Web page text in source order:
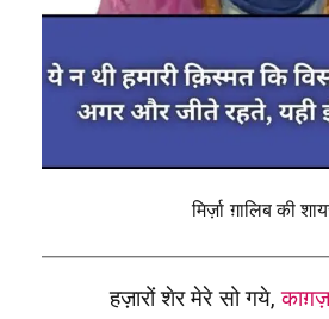
मिर्ज़ा ग़ालिब की
हज़ारों शेर मेरे सो गये,